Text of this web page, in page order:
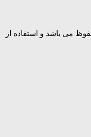
می باشد و استفاده از